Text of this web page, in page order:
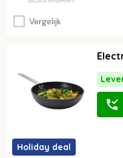
Vergelijk
Holiday deal